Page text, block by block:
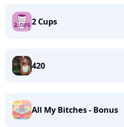
2 Cups
420
All My Bitches - Bonus